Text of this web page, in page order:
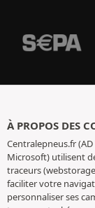
À PROPOS DES
Centralepneus.fr (AD
Microsoft) utilisent
traceurs
faciliter votre
personnaliser ses